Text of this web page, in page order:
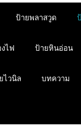
ป้ายพลาสวูด
ไฟ ป้ายหินอ่อน
ไวนิล บทความ